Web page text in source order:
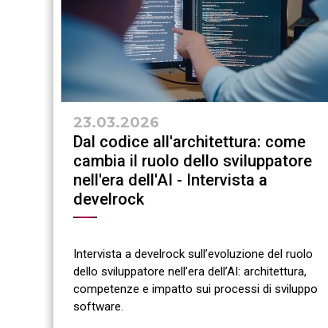
23.03.2026
Dal codice all'architettura: come
cambia il ruolo dello sviluppatore
nell'era dell'AI - Intervista a
develrock
Intervista a develrock sull’evoluzione del ruolo
dello sviluppatore nell’era dell’AI: architettura,
competenze e impatto sui processi di sviluppo
software.